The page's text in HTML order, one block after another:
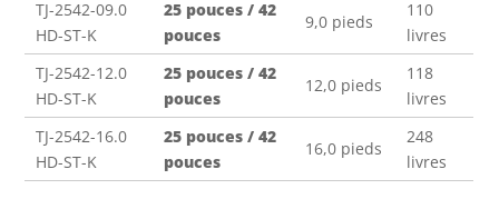
TJ-2542-09.0
HD-ST-K
25 pouces / 42
pouces
9,0 pieds
110
livres
TJ-2542-12.0
HD-ST-K
25 pouces / 42
pouces
12,0 pieds
118
livres
TJ-2542-16.0
HD-ST-K
25 pouces / 42
pouces
16,0 pieds
248
livres